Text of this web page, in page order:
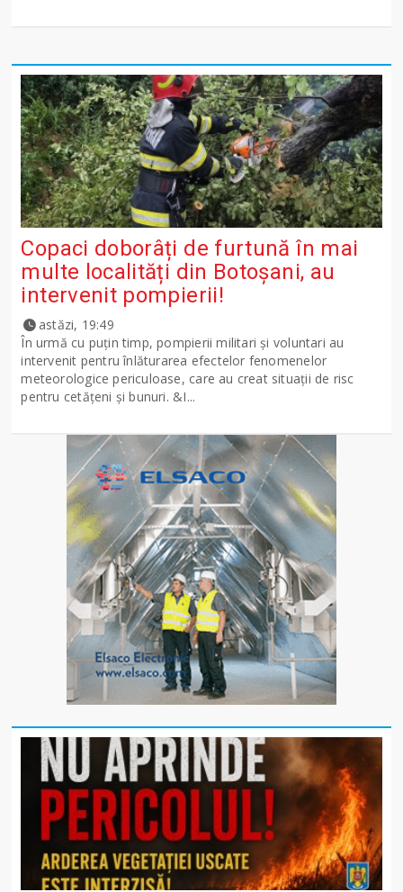
Copaci doborâți de furtună în mai
multe localități din Botoșani, au
intervenit pompierii!
astăzi, 19:49
În urmă cu puțin timp, pompierii militari și voluntari au
intervenit pentru înlăturarea efectelor fenomenelor
meteorologice periculoase, care au creat situații de risc
pentru cetățeni și bunuri. &I...